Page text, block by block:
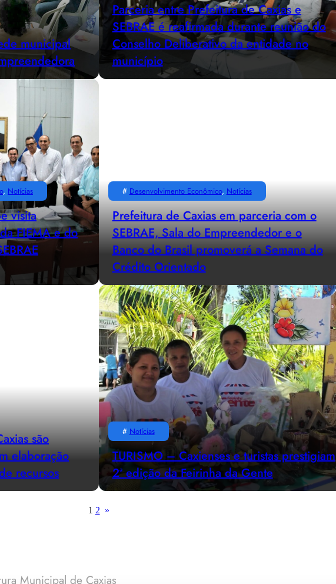
municipal
Parceria entre Prefeitura de Caxias e
SEBRAE é reafirmada durante reunião do
Conselho Deliberativo da entidade no
município
, Notícias
visita
FIEMA e do
# Desenvolvimento Econômico, Notícias
Prefeitura de Caxias em parceria com o
SEBRAE, Sala do Empreendedor e o
Banco do Brasil promoverá a Semana do
Crédito Orientado
são
elaboração
recursos
# Notícias
TURISMO – Caxienses e turistas prestigiam
2ª edição da Feirinha da Gente
1 2 »
Municipal de Caxias